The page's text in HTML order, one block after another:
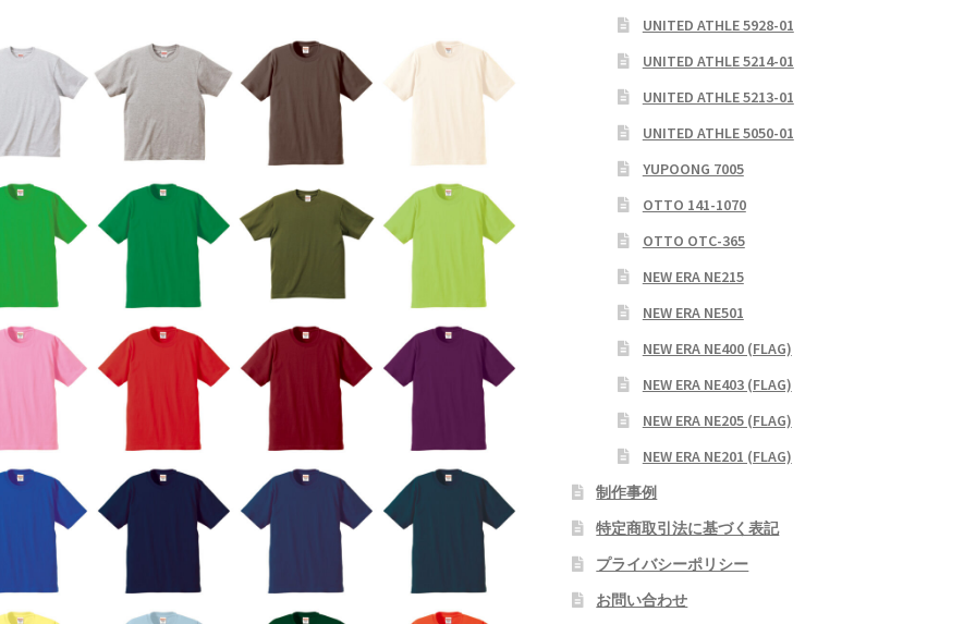
UNITED ATHLE 5928-01
UNITED ATHLE 5214-01
UNITED ATHLE 5213-01
UNITED ATHLE 5050-01
YUPOONG 7005
OTTO 141-1070
OTTO OTC-365
NEW ERA NE215
NEW ERA NE501
NEW ERA NE400 (FLAG)
NEW ERA NE403 (FLAG)
NEW ERA NE205 (FLAG)
NEW ERA NE201 (FLAG)
制作事例
特定商取引法に基づく表記
プライバシーポリシー
お問い合わせ